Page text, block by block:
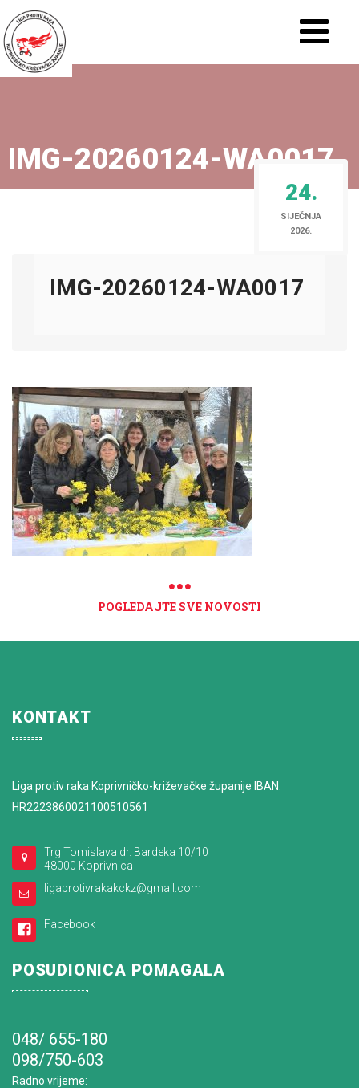
IMG-20260124-WA0017
24.
SIJEČNJA
2026.
IMG-20260124-WA0017
POGLEDAJTE SVE NOVOSTI
KONTAKT
Liga protiv raka Koprivničko-križevačke županije IBAN:
HR2223860021100510561
Trg Tomislava dr. Bardeka 10/10
48000 Koprivnica
ligaprotivrakakckz@gmail.com
Facebook
POSUDIONICA POMAGALA
048/ 655-180
098/750-603
Radno vrijeme: